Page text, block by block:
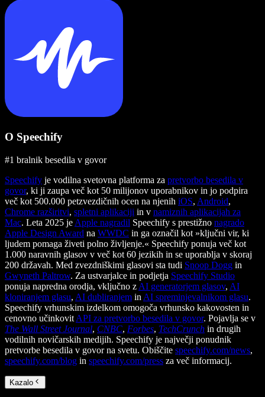
O Speechify
#1 bralnik besedila v govor
Speechify je vodilna svetovna platforma za pretvorbo besedila v
govor, ki ji zaupa več kot 50 milijonov uporabnikov in jo podpira
več kot 500.000 petzvezdičnih ocen na njenih iOS, Android,
Chrome razširitvi, spletni aplikaciji in v namiznih aplikacijah za
Mac. Leta 2025 je Apple nagradil Speechify s prestižno nagrado
Apple Design Award na WWDC in ga označil kot »ključni vir, ki
ljudem pomaga živeti polno življenje.« Speechify ponuja več kot
1.000 naravnih glasov v več kot 60 jezikih in se uporablja v skoraj
200 državah. Med zvezdniškimi glasovi sta tudi Snoop Dogg in
Gwyneth Paltrow. Za ustvarjalce in podjetja Speechify Studio
ponuja napredna orodja, vključno z AI generatorjem glasov, AI
kloniranjem glasu, AI dubliranjem in AI spreminjevalnikom glasu.
Speechify vrhunskim izdelkom omogoča vrhunsko kakovosten in
cenovno učinkovit API za pretvorbo besedila v govor. Pojavlja se v
The Wall Street Journal, CNBC, Forbes, TechCrunch in drugih
vodilnih novičarskih medijih. Speechify je največji ponudnik
pretvorbe besedila v govor na svetu. Obiščite speechify.com/news,
speechify.com/blog in speechify.com/press za več informacij.
Kazalo